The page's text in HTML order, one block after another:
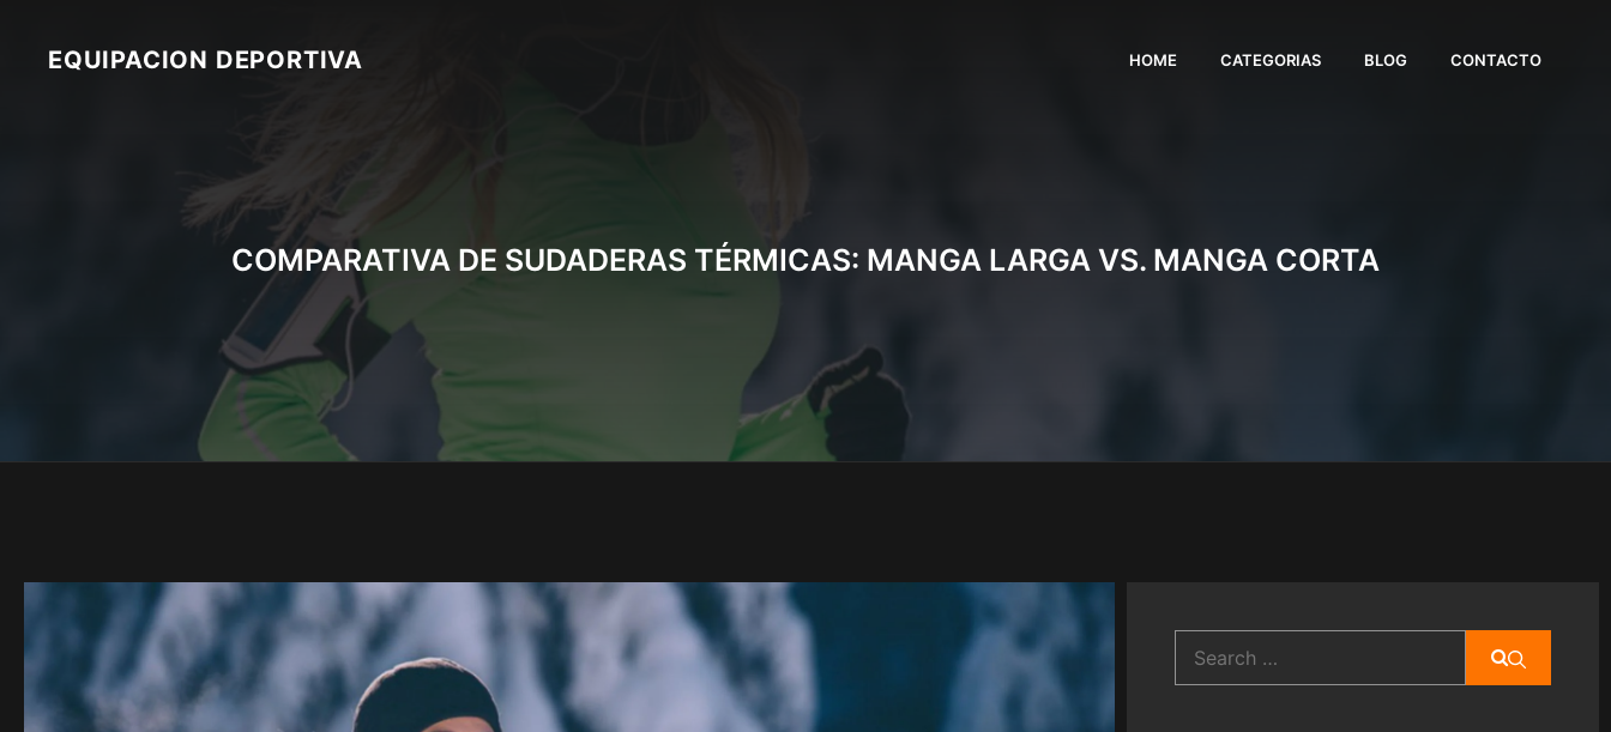
contentEQUIPACION DEPORTIVA HOME CATEGORIAS BLOG CONTACTO
COMPARATIVA DE SUDADERAS TÉRMICAS: MANGA LARGA VS. MANGA CORTA
for: